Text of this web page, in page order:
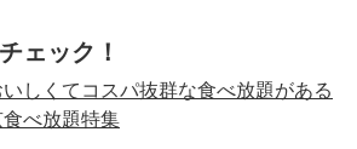
ェック！
しくてコスパ抜群な食べ放題がある
べ放題特集